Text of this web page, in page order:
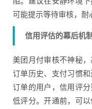
可能提示等待审核，耐
信用评估的幕后机制
美团月付审核不神秘
订单历史、支付习惯
订单的用户，信用评
低评分。开通前，可